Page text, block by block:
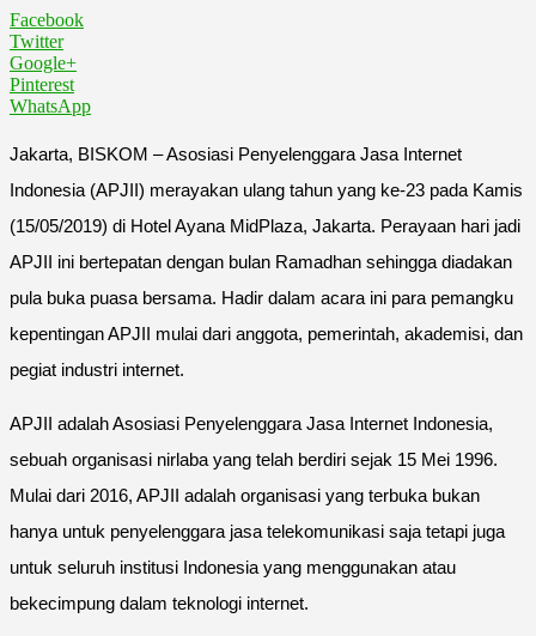
Facebook
Twitter
Google+
Pinterest
WhatsApp
Jakarta, BISKOM – Asosiasi Penyelenggara Jasa Internet
Indonesia (APJII) merayakan ulang tahun yang ke-23 pada Kamis
(15/05/2019) di Hotel Ayana MidPlaza, Jakarta. Perayaan hari jadi
APJII ini bertepatan dengan bulan Ramadhan sehingga diadakan
pula buka puasa bersama. Hadir dalam acara ini para pemangku
kepentingan APJII mulai dari anggota, pemerintah, akademisi, dan
pegiat industri internet.
APJII adalah Asosiasi Penyelenggara Jasa Internet Indonesia,
sebuah organisasi nirlaba yang telah berdiri sejak 15 Mei 1996.
Mulai dari 2016, APJII adalah organisasi yang terbuka bukan
hanya untuk penyelenggara jasa telekomunikasi saja tetapi juga
untuk seluruh institusi Indonesia yang menggunakan atau
bekecimpung dalam teknologi internet.